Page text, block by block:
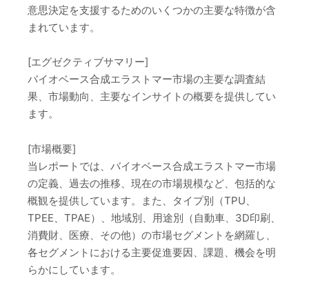
意思決定を支援するためのいくつかの主要な特徴が含
まれています。
[エグゼクティブサマリー]
バイオベース合成エラストマー市場の主要な調査結
果、市場動向、主要なインサイトの概要を提供してい
ます。
[市場概要]
当レポートでは、バイオベース合成エラストマー市場
の定義、過去の推移、現在の市場規模など、包括的な
概観を提供しています。また、タイプ別（TPU、
TPEE、TPAE）、地域別、用途別（自動車、3D印刷、
消費財、医療、その他）の市場セグメントを網羅し、
各セグメントにおける主要促進要因、課題、機会を明
らかにしています。